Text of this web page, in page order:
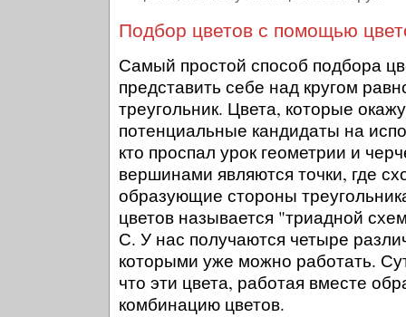
Подбор цветов с помощью
Самый простой способ подбора
представить себе над кругом
треугольник. Цвета, которые
потенциальные кандидаты на
кто проспал урок геометрии и
вершинами являются точки, где
образующие стороны
цветов называется "триадной
С. У нас получаются четыре
которыми уже можно работать.
что эти цвета, работая вместе
комбинацию цветов.